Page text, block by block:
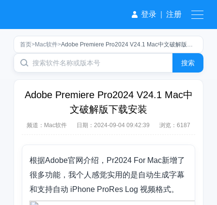
登录 注册
搜索
首页>Mac软件> Adobe Premiere Pro2024 V24.1 Mac中文破解版下载安装
Adobe Premiere Pro2024 V24.1 Mac中
文破解版下载安装
频道： Mac软件 日期： 2024-09-04 09:42:39 浏览：6187
根据Adobe官网介绍，Pr2024 For Mac新增了
很多功能，我个人感觉实用的是自动生成字幕
和支持自动 iPhone ProRes Log 视频格式。